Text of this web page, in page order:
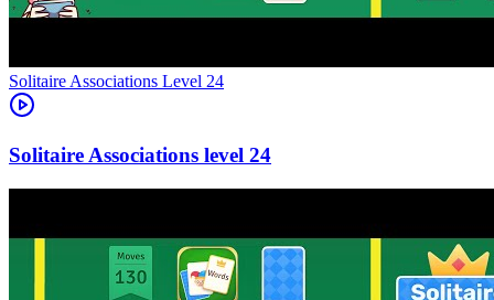
Level 24
24